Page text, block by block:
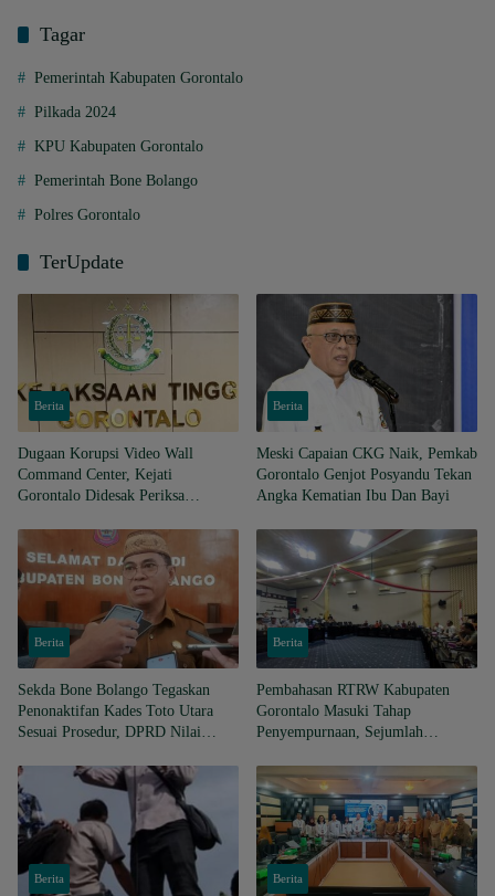
Tagar
Pemerintah Kabupaten Gorontalo
Pilkada 2024
KPU Kabupaten Gorontalo
Pemerintah Bone Bolango
Polres Gorontalo
TerUpdate
Berita
Dugaan Korupsi Video Wall
Command Center, Kejati
Gorontalo Didesak Periksa
Berita
Meski Capaian CKG Naik, Pemkab
Gorontalo Genjot Posyandu Tekan
Angka Kematian Ibu Dan Bayi
Berita
Sekda Bone Bolango Tegaskan
Penonaktifan Kades Toto Utara
Sesuai Prosedur, DPRD Nilai
Berita
Pembahasan RTRW Kabupaten
Gorontalo Masuki Tahap
Penyempurnaan, Sejumlah
Berita Berita